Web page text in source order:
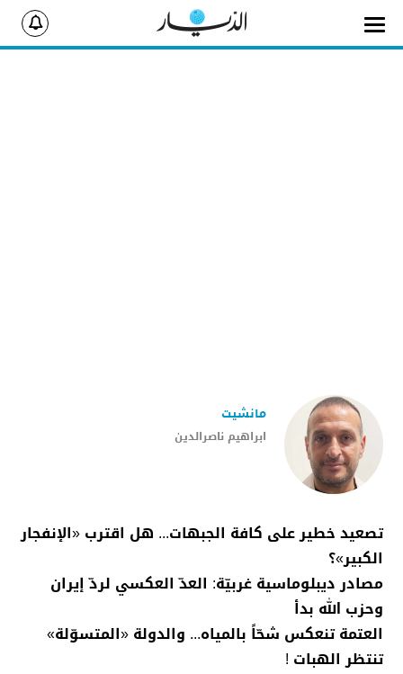
ابراهيم ناصرالدين
مانشيت
تصعيد خطير على كافة الجبهات... هل اقترب «الإنفجار
الكبير»؟
مصادر ديبلوماسية غربيّة: العدّ العكسي لردّ إيران
وحزب الله بدأ
العتمة تنعكس شحّاً بالمياه... والدولة «المتسوّلة»
تنتظر الهبات !